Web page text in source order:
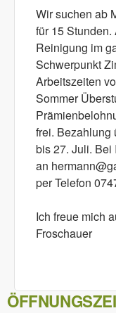
Wir suchen ab
für 15
Reinigung im
Schwerpunkt
Arbeitszeiten
Sommer
frei. Bezahlung
bis 27. Juli. Bei
an
per Telefon
Ich freue mich
Froschauer